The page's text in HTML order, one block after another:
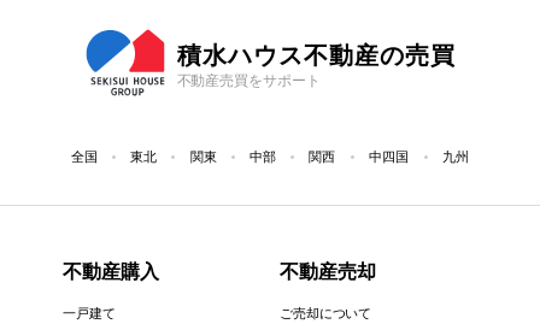
積水ハウス不動産の売買
不動産売買をサポート
全国 東北 関東 中部 関西 中四国 九州
不動産購入
一戸建て
不動産売却
ご売却について